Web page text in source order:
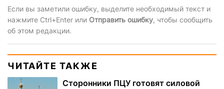
Если вы заметили ошибку, выделите необходимый текст и
нажмите Ctrl+Enter или Отправить ошибку, чтобы сообщить
об этом редакции.
ЧИТАЙТЕ ТАКЖЕ
Сторонники ПЦУ готовят силовой